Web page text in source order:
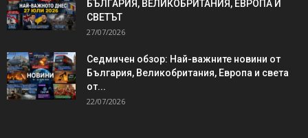
БЪЛГАРИЯ, ВЕЛИКОБРИТАНИЯ, ЕВРОПА И
СВЕТЪТ
27/07/2026
Седмичен обзор: Най-важните новини от
България, Великобритания, Европа и света
от...
22/07/2026